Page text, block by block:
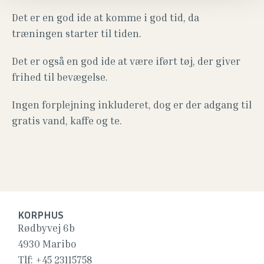
Det er en god ide at komme i god tid, da
træningen starter til tiden.
Det er også en god ide at være iført tøj, der giver
frihed til bevægelse.
Ingen forplejning inkluderet, dog er der adgang til
gratis vand, kaffe og te.
KORPHUS
Rødbyvej 6b
4930 Maribo
Tlf: +45 23115758